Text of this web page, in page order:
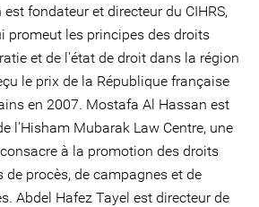
fondateur et directeur du CIHRS,
promeut les principes des droits
et de l'état de droit dans la région
le prix de la République française
en 2007. Mostafa Al Hassan est
l'Hisham Mubarak Law Centre, une
à la promotion des droits
procès, de campagnes et de
Abdel Hafez Tayel est directeur de